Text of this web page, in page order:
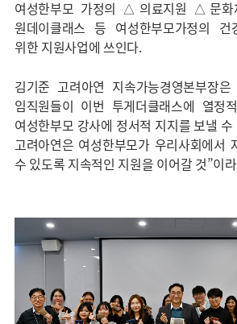
여성한부모 가정의 △의료지원 △문
원데이클래스 등 여성한부모가정의 건
위한 지원사업에 쓰인다.
김기준 고려아연 지속가능경영본부장
임직원들이 이번 투게더클래스에 열정
여성한부모 강사에 정서적 지지를 보낼
고려아연은 여성한부모가 우리사회에서
수 있도록 지속적인 지원을 이어갈 것”이